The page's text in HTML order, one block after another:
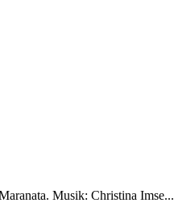
Musik: Christina Imse...